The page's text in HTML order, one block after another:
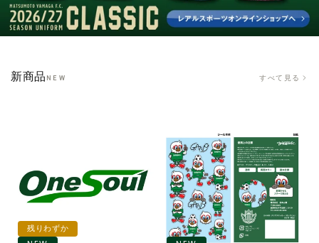
新商品 NEW すべて見る
残りわずか